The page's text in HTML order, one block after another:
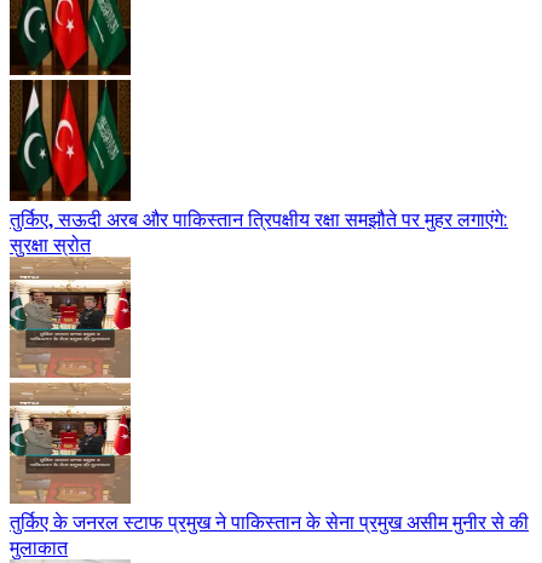
तुर्किए, सऊदी अरब और पाकिस्तान त्रिपक्षीय रक्षा समझौते पर मुहर लगाएंगे:
सुरक्षा स्रोत
तुर्किए के जनरल स्टाफ प्रमुख ने पाकिस्तान के सेना प्रमुख असीम मुनीर से की
मुलाकात